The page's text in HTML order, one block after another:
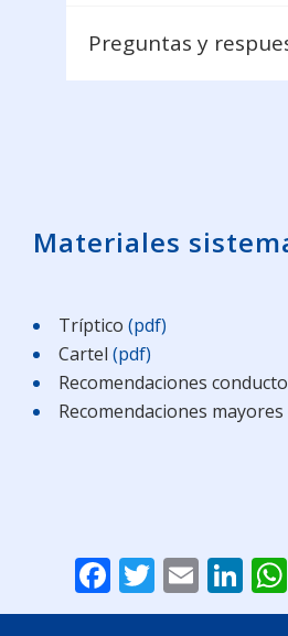
Preguntas y
Materiales
Tríptico (pdf)
Cartel (pdf)
Recomendaciones
Recomendaciones mayores
Facebook
Twitter
Email